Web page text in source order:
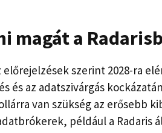
magát a
szerint 2028-ra
és az adatszivárgás
van szükség az erősebb
például a Radaris